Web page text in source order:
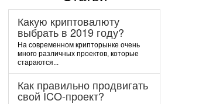
Какую криптовалюту
выбрать в 2019 году?
На современном крипторынке очень
много различных проектов, которые
стараются...
Как правильно продвигать
свой ICO-проект?